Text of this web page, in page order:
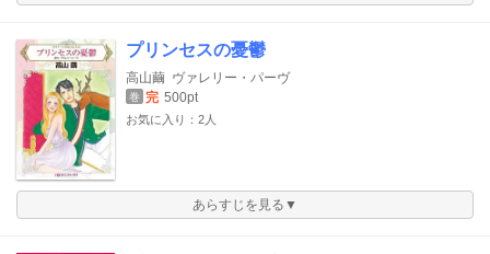
プリンセスの憂鬱
高山繭 ヴァレリー・パーヴ
巻 完 500pt
お気に入り：2人
あらすじを見る▼